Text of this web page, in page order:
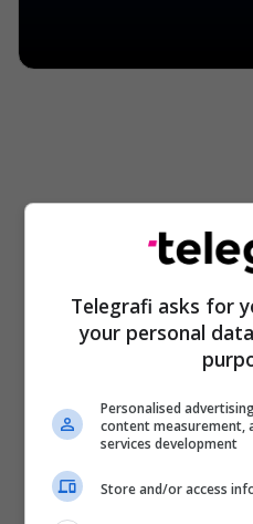
Telegrafi asks for
your personal
Personalised
content measurement,
services development
Store and/or access